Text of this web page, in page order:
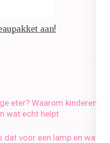
aan!
eter? Waarom kinderen
wat echt helpt
voor een lamp en wat